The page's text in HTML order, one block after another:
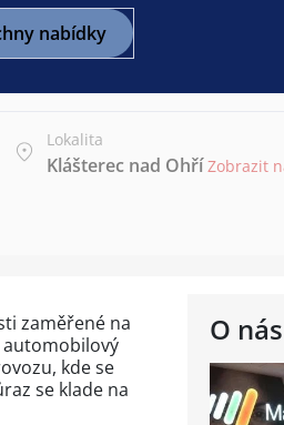
nabídky
Lokalita
Klášterec nad Ohří Zobrazit
O nás
zaměřené na
kde se
se klade na